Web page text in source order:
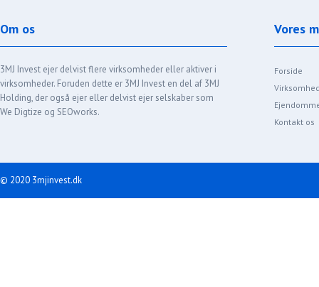
Om os
3MJ Invest ejer delvist flere virksomheder eller aktiver i
virksomheder. Foruden dette er 3MJ Invest en del af 3MJ
Holding, der også ejer eller delvist ejer selskaber som
We Digtize og SEOworks.
Vores
Forside
Kontakt os
© 2020 3mjinvest.dk